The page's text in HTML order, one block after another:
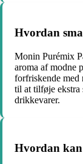
Hvordan
Monin Purémix
aroma af modne
forfriskende med
til at tilføje ekstra
drikkevarer.
Hvordan kan